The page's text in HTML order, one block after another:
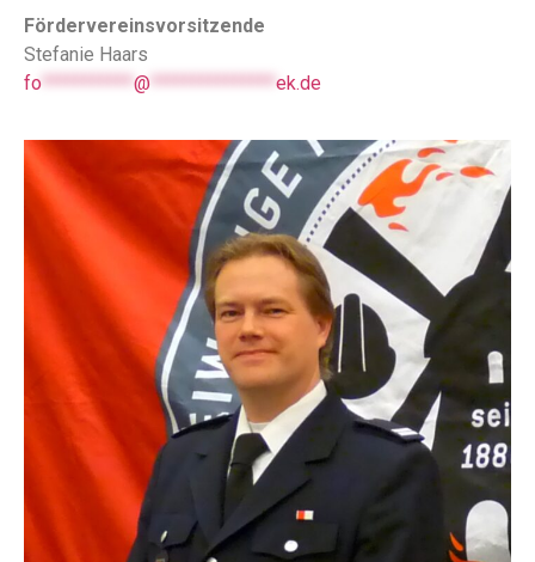
Fördervereinsvorsitzende
Stefanie Haars
fo***********@***************ek.de